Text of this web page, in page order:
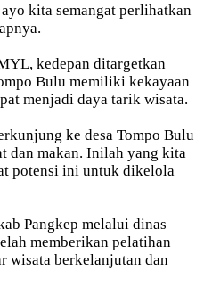
kita semangat perlihatkan
kedepan ditargetkan
Bulu memiliki kekayaan
menjadi daya tarik wisata.
ke desa Tompo Bulu
dan makan. Inilah yang kita
potensi ini untuk dikelola
Pangkep melalui dinas
memberikan pelatihan
wisata berkelanjutan dan